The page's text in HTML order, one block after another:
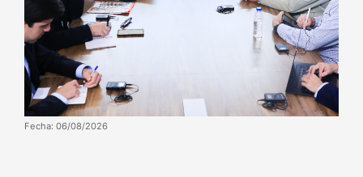
Fecha: 06/08/2026